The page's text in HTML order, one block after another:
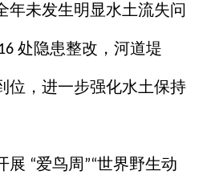
年未发生明显水土流失问
处隐患整改，河道堤
位，进一步强化水土保持
展 “爱鸟周 ”“世界野生动